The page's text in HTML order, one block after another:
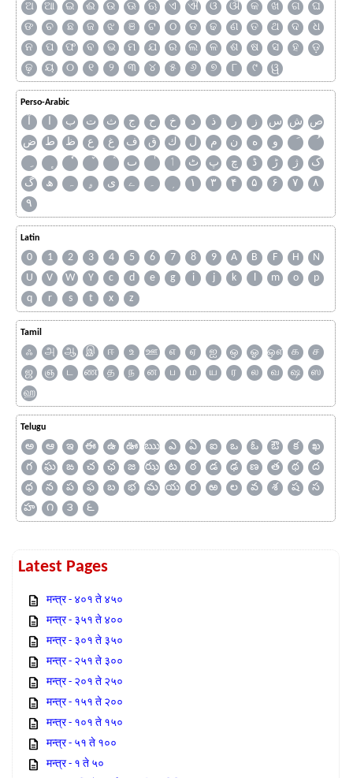
ଅ ଆ ଇ ଈ ଉ ଊ ଋ ଏ ଐ ଓ ଔ କ ଖ ଗ
ଘ
ଙ
ଚ ଛ ଜ ଝ ଞ ଟ ଠ ଡ ଢ ଣ ତ ଥ ଦ
ଧ
ନ
ପ ଫ ବ ଭ ମ ଯ ର ଲ ଳ ଶ ଷ ସ ହ
ଡ଼
ଢ଼
ୟ ୦ ୧ ୨ ୩ ୪ ୫ ୬ ୭ ୮ ୯ ୱ
Perso-Arabic
آ ا ب ت ث ج ح خ د ذ ر ز س ش ص
ض
ط ظ ع غ ف ق ك ل م ن ه
و
ٮ
ٲ ٹ پ چ ڈ ڑ ژ
ک
گ
ھ ہ ۄ ی ے ۔ ۱ ۳ ۴ ۵ ۶ ۷
۸
۹
Latin
0 1 2 3 4 5 6 7 8 9 A B F H
N
U
V W Y c d e g i j k l m o
p
q
r s t x z
Tamil
ஃ அ ஆ இ ஈ உ ஊ எ ஏ ஐ ஒ ஓ ஔ க
ச
ஜ
ஞ ட ண த ந ன ப ம ய ர ல வ ஷ
ஸ
ஹ
Telugu
అ ఆ ఇ ఈ ఉ ఊ ఋ ఎ ఏ ఐ ఒ ఓ ఔ క
ఖ
గ
ఘ ఙ చ ఛ జ ఝ ట ఠ డ ఢ ణ త థ
ద
ధ
న ప ఫ బ భ మ య ర ఱ ల వ శ ష
స
హ
౧ ౩ ౬
Latest Pages
मन्त्र - ४०१ ते ४५०
मन्त्र - ३५१ ते ४००
मन्त्र - ३०१ ते ३५०
मन्त्र - २५१ ते ३००
मन्त्र - २०१ ते २५०
मन्त्र - १५१ ते २००
मन्त्र - १०१ ते १५०
मन्त्र - ५१ ते १००
मन्त्र - १ ते ५०